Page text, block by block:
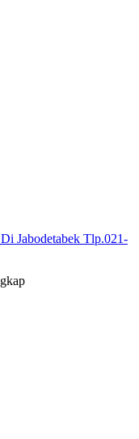
Jabodetabek Tlp.021-